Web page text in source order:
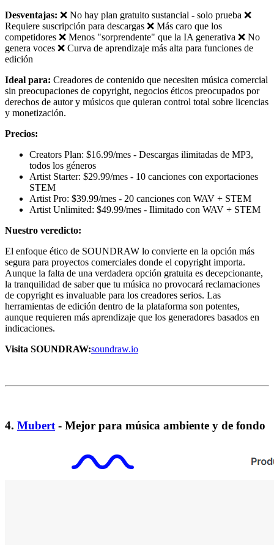
Desventajas: ❌ No hay plan gratuito sustancial - solo prueba ❌
Requiere suscripción para descargas ❌ Más caro que los
competidores ❌ Menos "sorprendente" que la IA generativa ❌ No
genera voces ❌ Curva de aprendizaje más alta para funciones de
edición
Ideal para: Creadores de contenido que necesiten música comercial
sin preocupaciones de copyright, negocios éticos preocupados por
derechos de autor y músicos que quieran control total sobre licencias
y monetización.
Precios:
Creators Plan: $16.99/mes - Descargas ilimitadas de MP3,
todos los géneros
Artist Starter: $29.99/mes - 10 canciones con exportaciones
STEM
Artist Pro: $39.99/mes - 20 canciones con WAV + STEM
Artist Unlimited: $49.99/mes - Ilimitado con WAV + STEM
Nuestro veredicto:
El enfoque ético de SOUNDRAW lo convierte en la opción más
segura para proyectos comerciales donde el copyright importa.
Aunque la falta de una verdadera opción gratuita es decepcionante,
la tranquilidad de saber que tu música no provocará reclamaciones
de copyright es invaluable para los creadores serios. Las
herramientas de edición dentro de la plataforma son potentes,
aunque requieren más aprendizaje que los generadores basados en
indicaciones.
Visita SOUNDRAW:soundraw.io
4. Mubert - Mejor para música ambiente y de fondo